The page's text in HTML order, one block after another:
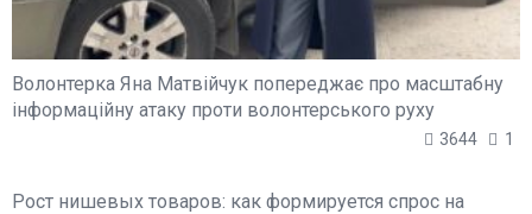
Волонтерка Яна Матвійчук попереджає про масштабну
інформаційну атаку проти волонтерського руху
3644 1
Рост нишевых товаров: как формируется спрос на